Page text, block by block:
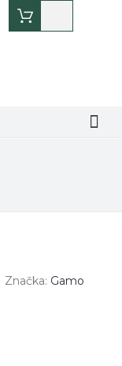
košík
Značka: Gamo